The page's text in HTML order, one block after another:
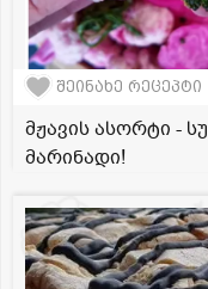
შეინახე რეცეპტი
მჟავის ასორტი -
მარინადი!